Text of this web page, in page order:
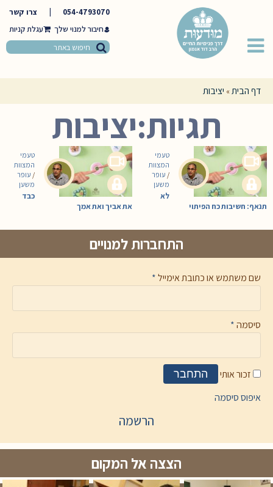
054-4793070
צרו קשר
חיבור למנוי שלך
דף הבית» יציבות
תגיות:יציבות
טעמי
המצוות
/ עופר
משען
כבד
את אביך ואת אמך
טעמי
המצוות
/ עופר
משען
לא
תנאף: חשיבות כח הפיתוי
התחברות למנויים
שם משתמש או כתובת אימייל*
סיסמה*
זכור אותי התחבר
איפוס סיסמה
הרשמה
הצצה אל המקום